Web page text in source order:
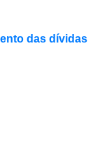
das dívidas